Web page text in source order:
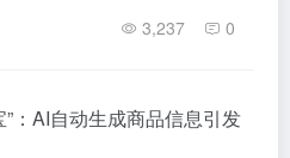
3,237 0
：AI自动生成商品信息引发